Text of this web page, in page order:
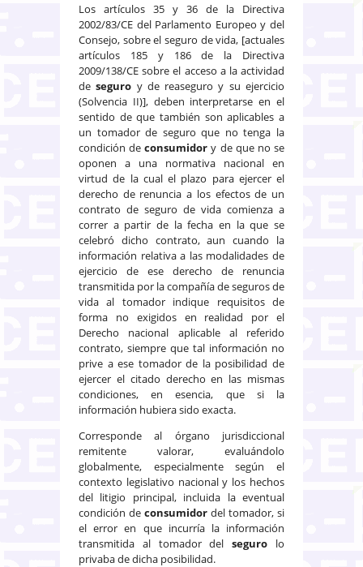
Los artículos 35 y 36 de la Directiva
2002/83/CE del Parlamento Europeo y del
Consejo, sobre el seguro de vida, [actuales
artículos 185 y 186 de la Directiva
2009/138/CE sobre el acceso a la actividad
deseguro y de reaseguro y su ejercicio
(Solvencia II)], deben interpretarse en el
sentido de que también son aplicables a
un tomador de seguro que no tenga la
condición deconsumidor y de que no se
oponen a una normativa nacional en
virtud de la cual el plazo para ejercer el
derecho de renuncia a los efectos de un
contrato de seguro de vida comienza a
correr a partir de la fecha en la que se
celebró dicho contrato, aun cuando la
información relativa a las modalidades de
ejercicio de ese derecho de renuncia
transmitida por la compañía de seguros de
vida al tomador indique requisitos de
forma no exigidos en realidad por el
Derecho nacional aplicable al referido
contrato, siempre que tal información no
prive a ese tomador de la posibilidad de
ejercer el citado derecho en las mismas
condiciones, en esencia, que si la
información hubiera sido exacta.
Corresponde al órgano jurisdiccional
remitente valorar, evaluándolo
globalmente, especialmente según el
contexto legislativo nacional y los hechos
del litigio principal, incluida la eventual
condición de consumidor del tomador, si
el error en que incurría la información
transmitida al tomador delseguro lo
privaba de dicha posibilidad.